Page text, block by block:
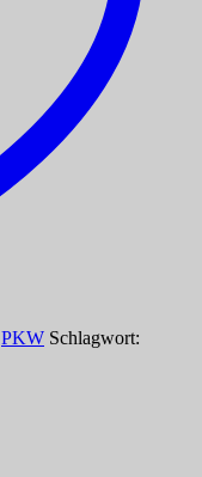
PKW Schlagwort: